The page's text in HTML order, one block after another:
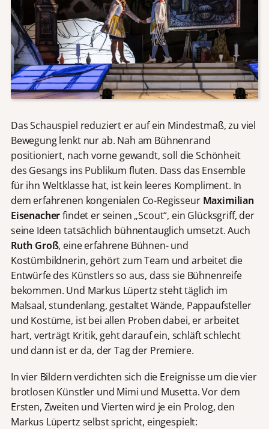
Das Schauspiel reduziert er auf ein Mindestmaß, zu viel
Bewegung lenkt nur ab. Nah am Bühnenrand
positioniert, nach vorne gewandt, soll die Schönheit
des Gesangs ins Publikum fluten. Dass das Ensemble
für ihn Weltklasse hat, ist kein leeres Kompliment. In
dem erfahrenen kongenialen Co-Regisseur Maximilian
Eisenacherfindet er seinen „Scout“, ein Glücksgriff, der
seine Ideen tatsächlich bühnentauglich umsetzt. Auch
Ruth Groß, eine erfahrene Bühnen- und
Kostümbildnerin, gehört zum Team und arbeitet die
Entwürfe des Künstlers so aus, dass sie Bühnenreife
bekommen. Und Markus Lüpertz steht täglich im
Malsaal, stundenlang, gestaltet Wände, Pappaufsteller
und Kostüme, ist bei allen Proben dabei, er arbeitet
hart, verträgt Kritik, geht darauf ein, schläft schlecht
und dann ist er da, der Tag der Premiere.
In vier Bildern verdichten sich die Ereignisse um die vier
brotlosen Künstler und Mimi und Musetta. Vor dem
Ersten, Zweiten und Vierten wird je ein Prolog, den
Markus Lüpertz selbst spricht, eingespielt: